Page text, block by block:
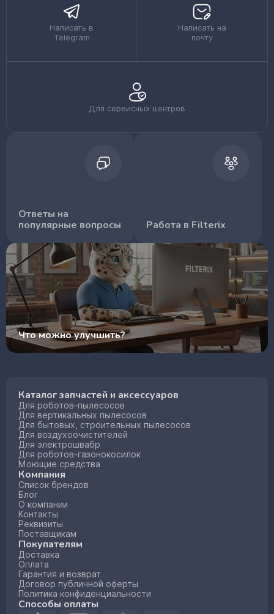
Написать в
Telegram
Написать на
почту
Для сервисных центров
Ответы на
популярные вопросы
Работа в Filterix
Что можно улучшить?
Каталог запчастей и аксессуаров
Для роботов-пылесосов
Для вертикальных пылесосов
Для бытовых, строительных пылесосов
Для воздухоочистителей
Для электрошвабр
Для роботов-газонокосилок
Моющие средства
Компания
Список брендов
Блог
О компании
Контакты
Реквизиты
Поставщикам
Покупателям
Доставка
Оплата
Гарантия и возврат
Договор публичной оферты
Политика конфиденциальности
Способы оплаты